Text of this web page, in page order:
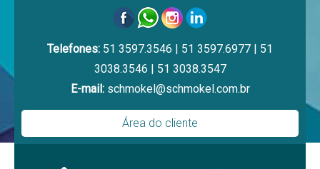
Telefones: 51 3597.3546 | 51 3597.6977 | 51
3038.3546 | 51 3038.3547
E-mail: schmokel@schmokel.com.br
Área do cliente